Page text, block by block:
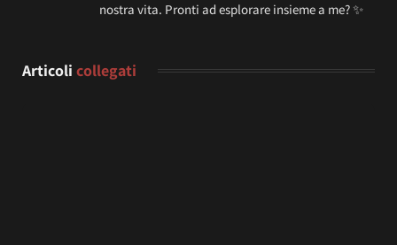
nostra vita. Pronti ad esplorare insieme a me? ✨
Articoli collegati